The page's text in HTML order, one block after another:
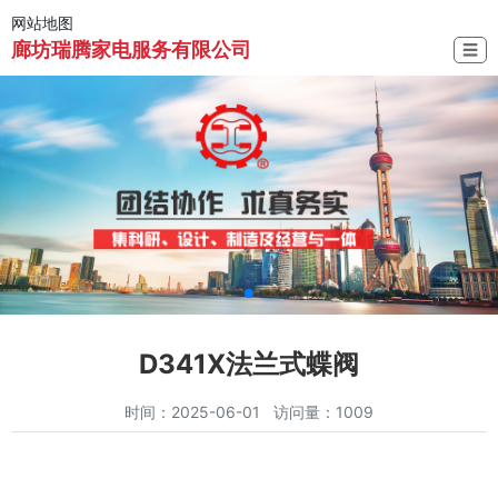
网站地图
廊坊瑞腾家电服务有限公司 ☰
D341X法兰式蝶阀
时间：2025-06-01 访问量：1009